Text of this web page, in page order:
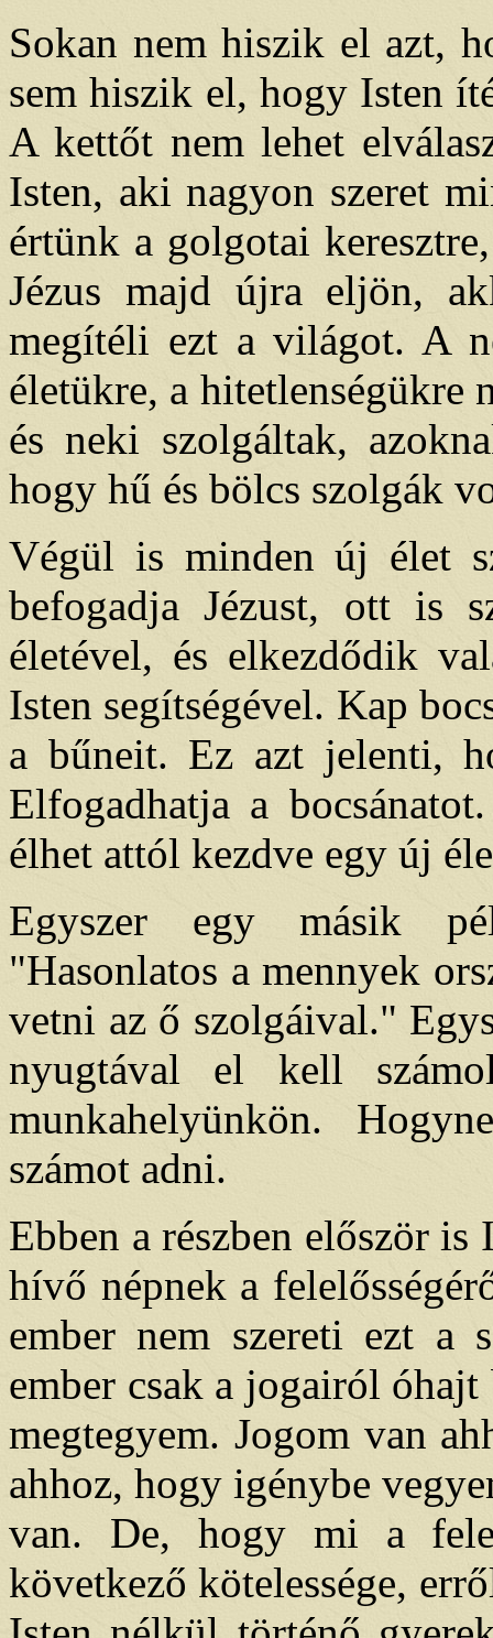
Sokan nem hiszik el azt,
sem hiszik el, hogy Isten
A kettőt nem lehet
Isten, aki nagyon szeret
értünk a golgotai
Jézus majd újra eljön,
megítéli ezt a világot. A
életükre, a hitetlenségükre
és neki szolgáltak,
hogy hű és bölcs szolgák
Végül is minden új élet
befogadja Jézust, ott is
életével, és elkezdődik
Isten segítségével. Kap
a bűneit. Ez azt jelenti,
Elfogadhatja a
élhet attól kezdve egy új
Egyszer egy másik
"Hasonlatos a mennyek
vetni az ő szolgáival."
nyugtával el kell
munkahelyünkön.
számot adni.
Ebben a részben először
hívő népnek a
ember nem szereti ezt a
ember csak a jogairól
megtegyem. Jogom van
ahhoz, hogy igénybe
van. De, hogy mi a
következő kötelessége,